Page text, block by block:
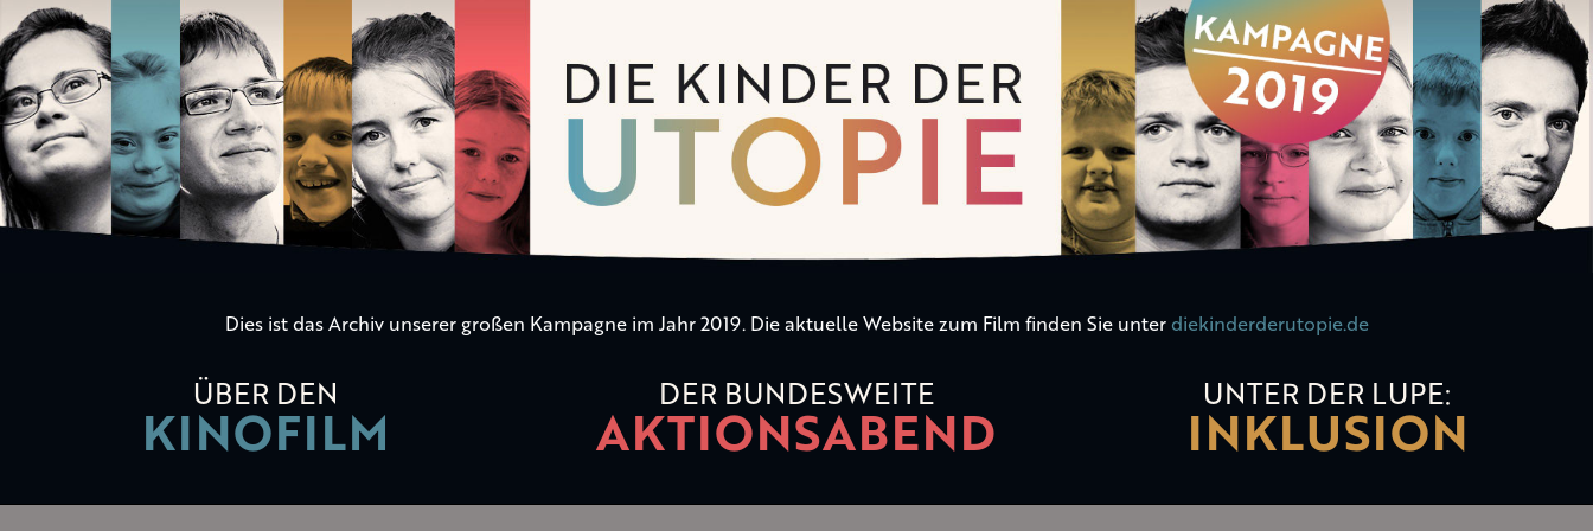
Die
Kinder
der
Utopie
Dies ist das Archiv unserer großen Kampagne im Jahr 2019. Die aktuelle Website zum Film finden Sie unter diekinderderutopie.de
ÜBER DEN
KINOFILM
DER BUNDESWEITE
AKTIONSABEND
UNTER DER LUPE:
INKLUSION